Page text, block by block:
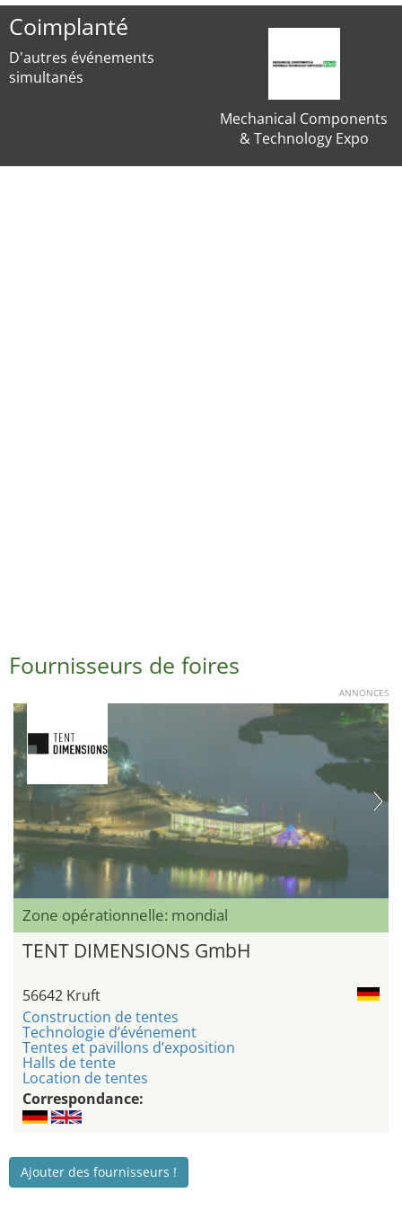
Coimplanté
D'autres événements
simultanés
Mechanical Components
& Technology Expo
Fournisseurs de foires
ANNONCES
Zone opérationnelle: mondial
TENT DIMENSIONS GmbH
56642 Kruft
Construction de tentes
Technologie d’événement
Tentes et pavillons d’exposition
Halls de tente
Location de tentes
Correspondance:
Ajouter des fournisseurs !